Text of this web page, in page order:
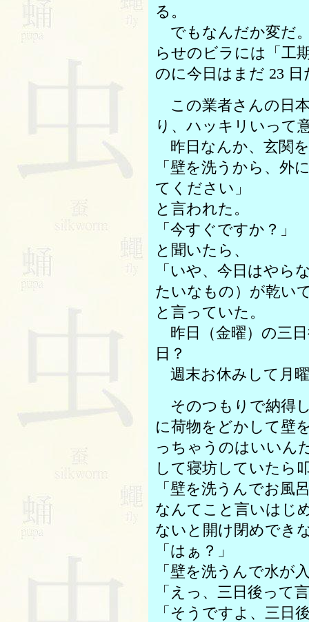
る。
でもなんだか変だ
らせのビラには「工
のに今日はまだ 23 日
この業者さんの日
り、ハッキリいって
昨日なんか、玄関
「壁を洗うから、外
てください」
と言われた。
「今すぐですか？」
と聞いたら、
「いや、今日はやら
たいなもの）が乾い
と言っていた。
昨日（金曜）の三
日？
週末お休みして月
そのつもりで納得
に荷物をどかして壁
っちゃうのはいいん
して寝坊していたら
「壁を洗うんでお風
なんてこと言いはじ
ないと開け閉めでき
「はぁ？」
「壁を洗うんで水が
「えっ、三日後って
「そうですよ、三日